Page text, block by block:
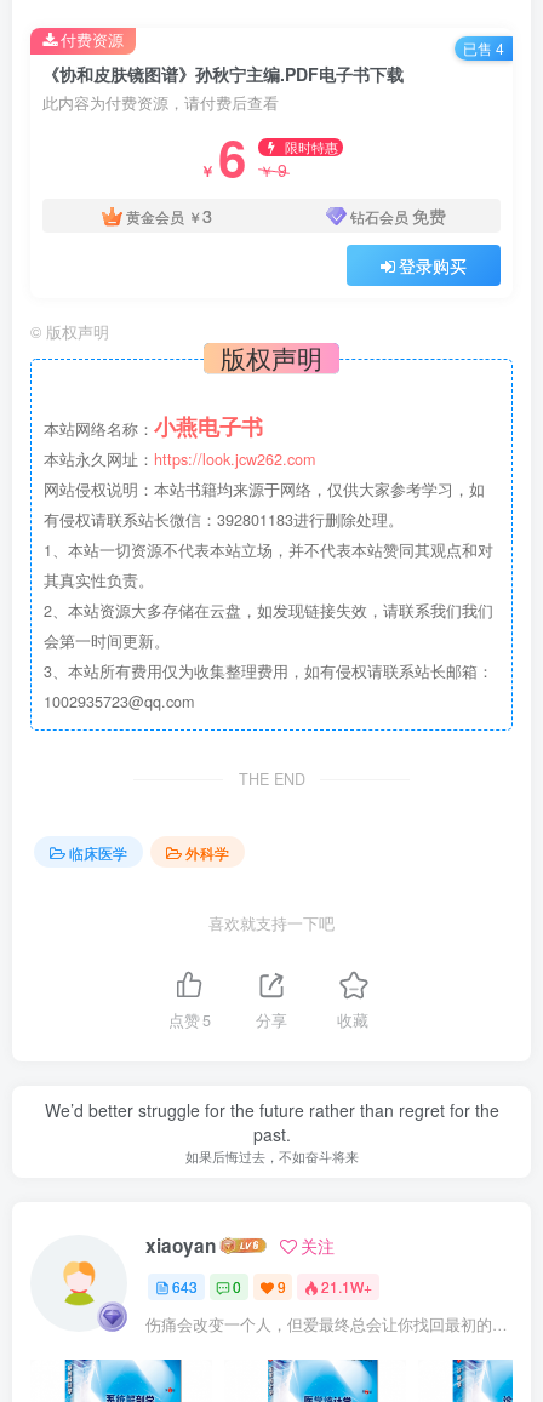
《协和皮肤镜图谱》孙秋宁主编.PDF电子书下载
此内容为付费资源，请付费后查看
￥ 6 限时特惠
￥9
黄金会员 ￥3 钻石会员 免费
登录购买
付费资源 已售 4
© 版权声明
版权声明
本站网络名称： 小燕电子书
本站永久网址： https://look.jcw262.com
网站侵权说明：本站书籍均来源于网络，仅供大家参考学习，如
有侵权请联系站长微信：392801183进行删除处理。
1、本站一切资源不代表本站立场，并不代表本站赞同其观点和对
其真实性负责。
2、本站资源大多存储在云盘，如发现链接失效，请联系我们我们
会第一时间更新。
3、本站所有费用仅为收集整理费用，如有侵权请联系站长邮箱：
1002935723@qq.com
THE END
临床医学 外科学
喜欢就支持一下吧
点赞5 分享 收藏
We’d better struggle for the future rather than regret for the
past.
如果后悔过去，不如奋斗将来
xiaoyan 关注
643 0 9 21.1W+
伤痛会改变一个人，但爱最终总会让你找回最初的自己